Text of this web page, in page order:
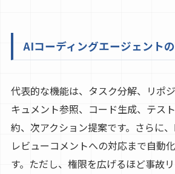
AIコーディングエージェント
代表的な機能は、タスク分解、リポ
キュメント参照、コード生成、テス
約、次アクション提案です。さらに、
レビューコメントへの対応まで自動
す。ただし、権限を広げるほど事故リ